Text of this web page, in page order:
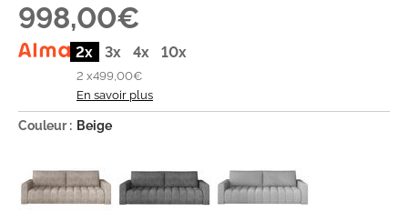
998,00€
2x 3x 4x 10x
2 x499,00€
En savoir plus
Couleur : Beige